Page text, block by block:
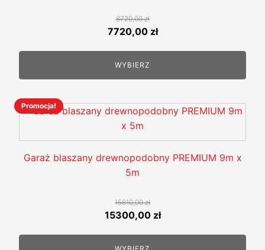
8720,00zł
Pierwotna
wynosiła:
7720,00 złAktualna
WYBIERZ
Promocja!
Garaż blaszany drewnopodobny PREMIUM 9m x
5m
15810,00zł
Pierwotna
wynosiła:
15300,00 złAktualna
Ten
ma
wiele